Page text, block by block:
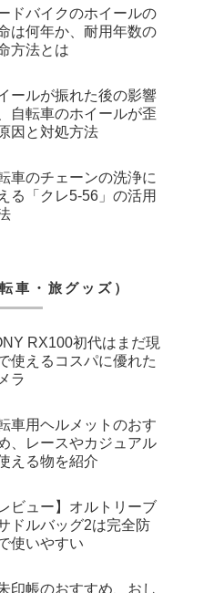
ドバイクのホイールの
は何年か、耐用年数の
方法とは
ールが振れた後の影響
自転車のホイールが歪
因と対処方法
車のチェーンの洗浄に
る「クレ5-56」の活用
車・旅グッズ）
RX100初代はまだ現
使えるコスパに優れた
ラ
車用ヘルメットのおす
、レースやカジュアル
える物を紹介
レビュー】オルトリーブ
ドルバッグ2は完全防
使いやすい
印帳のおすすめ、おし